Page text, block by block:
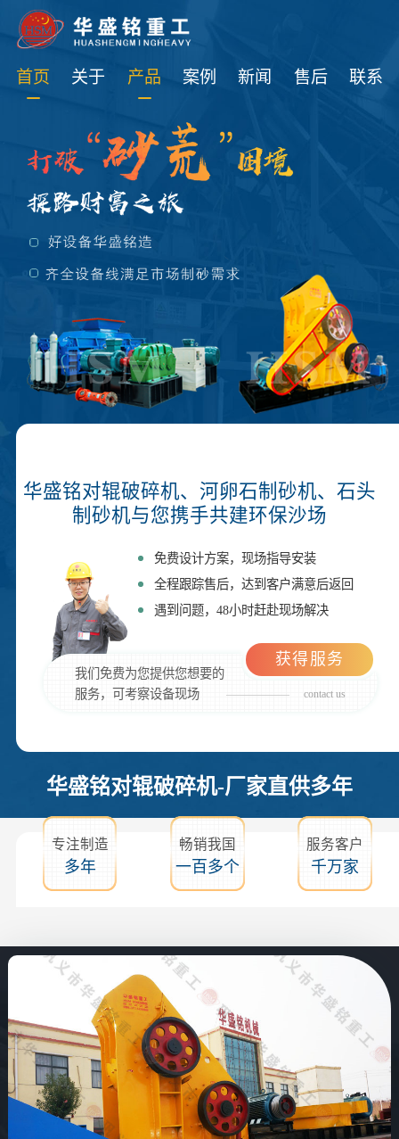
首页 关于 产品 案例 新闻 售后 联系
华盛铭对辊破碎机、河卵石制砂机、石头
制砂机与您携手共建环保沙场
免费设计方案，现场指导安装
全程跟踪售后，达到客户满意后返回
遇到问题，48小时赶赴现场解决
我们免费为您提供您想要的
服务，可考察设备现场
contact us
获得服务
华盛铭对辊破碎机-厂家直供多年
专注制造
多年
畅销我国
一百多个
服务客户
千万家